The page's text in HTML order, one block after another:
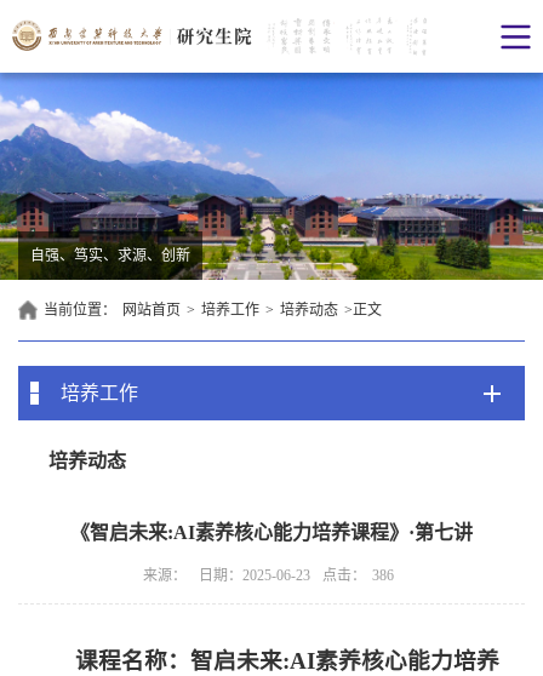
自强、笃实、求源、创新
当前位置： 网站首页 > 培养工作 > 培养动态 >正文
培养工作
培养动态
《智启未来:AI素养核心能力培养课程》·第七讲
来源： 日期：2025-06-23 点击： 386
课程名称：智启未来:AI素养核心能力培养